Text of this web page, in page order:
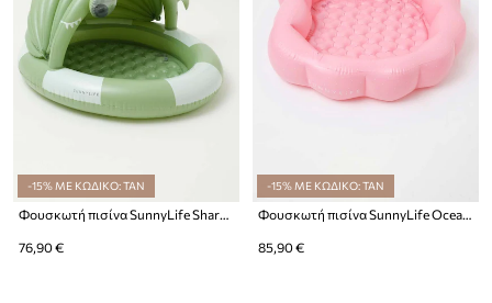
-15% ΜΕ ΚΩΔΙΚΟ: TAN
Φουσκωτή πισίνα SunnyLife Shark Tribe
76,90 €
-15% ΜΕ ΚΩΔΙΚΟ: TAN
Φουσκωτή πισίνα SunnyLife Ocean Treasure
85,90 €